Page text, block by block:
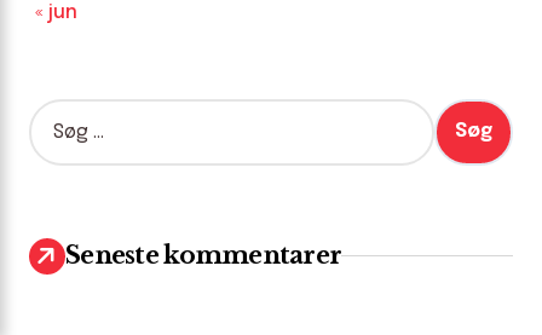
« jun
S
ø
t
e
Seneste kommentarer